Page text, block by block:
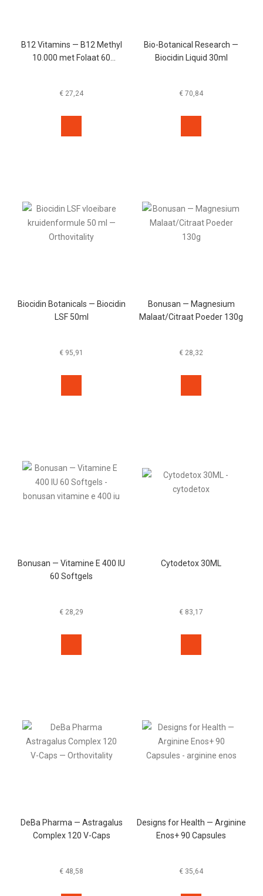
B12 Vitamins — B12 Methyl
10.000 met Folaat 60
€ 27,24
Bio-Botanical Research —
Biocidin Liquid 30ml
€ 70,84
Biocidin Botanicals — Biocidin
LSF 50ml
€ 95,91
Bonusan — Magnesium
Malaat/Citraat Poeder 130g
€ 28,32
Bonusan — Vitamine E 400 IU
60 Softgels
€ 28,29
Cytodetox 30ML
€ 83,17
DeBa Pharma — Astragalus
Complex 120 V-Caps
€ 48,58
Designs for Health — Arginine
Enos+ 90 Capsules
€ 35,64